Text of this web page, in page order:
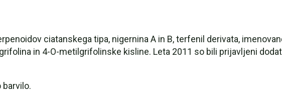
ciatanskega tipa, nigernina A in B, terfenil derivata,
in 4-O-metilgrifolinske kisline. Leta 2011 so bili prijavljeni